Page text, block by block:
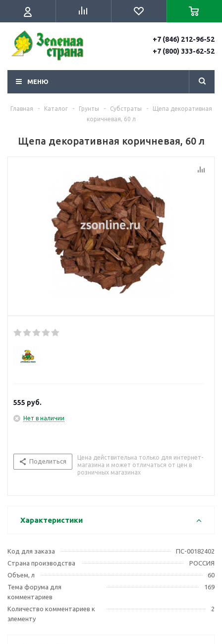
+7 (846) 212-96-52
+7 (800) 333-62-52
МЕНЮ
Главная - Каталог - Грунты - Субстраты -
Щепа декоративная
коричневая, 60 л
Щепа декоративная коричневая, 60 л
555 руб.
Нет в наличии
Поделиться
Цена действительна только для интернет-
магазина и может отличаться от цен в
розничных магазинах
Характеристики
Код для заказа
ПС-00182402
Страна производства
РОССИЯ
Объем, л
60
Тема форума для
комментариев
169
Количество комментариев к
элементу
2